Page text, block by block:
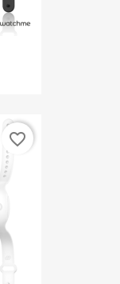
favorite_border